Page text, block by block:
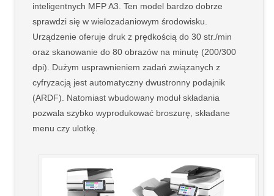
inteligentnych MFP A3. Ten model bardzo dobrze
sprawdzi się w wielozadaniowym środowisku.
Urządzenie oferuje druk z prędkością do 30 str./min
oraz skanowanie do 80 obrazów na minutę (200/300
dpi). Dużym usprawnieniem zadań związanych z
cyfryzacją jest automatyczny dwustronny podajnik
(ARDF). Natomiast wbudowany moduł składania
pozwala szybko wyprodukować broszurę, składane
menu czy ulotkę.